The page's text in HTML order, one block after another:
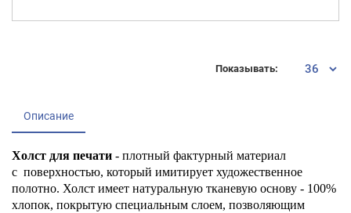
Показывать:
Описание
Холст для печати - плотный фактурный материал
с поверхностью, который имитирует художественное
полотно. Холст имеет натуральную тканевую основу - 100%
хлопок, покрытую специальным слоем, позволяющим